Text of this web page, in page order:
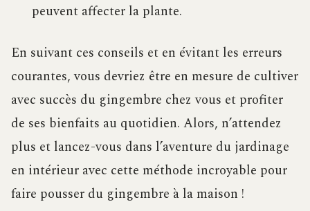
peuvent affecter la plante.
En suivant ces conseils et en évitant les erreurs
courantes, vous devriez être en mesure de cultiver
avec succès du gingembre chez vous et profiter
de ses bienfaits au quotidien. Alors, n’attendez
plus et lancez-vous dans l’aventure du jardinage
en intérieur avec cette méthode incroyable pour
faire pousser du gingembre à la maison !